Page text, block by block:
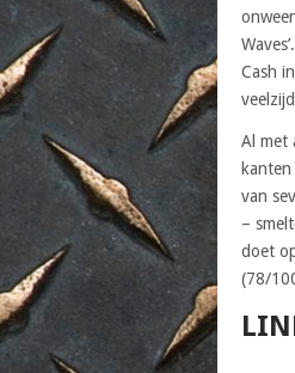
Cash
Al met
van
–
doet
(78/